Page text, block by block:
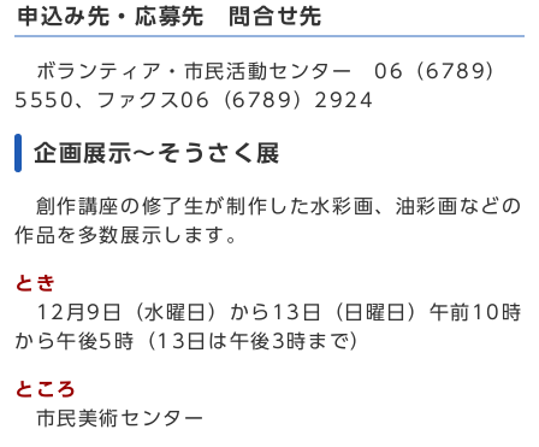
申込み先・応募先 問合せ先
ボランティア・市民活動センター 06（6789）
5550、ファクス06（6789）2924
企画展示～そうさく展
創作講座の修了生が制作した水彩画、油彩画などの
作品を多数展示します。
とき
12月9日（水曜日）から13日（日曜日）午前10時
から午後5時（13日は午後3時まで）
ところ
市民美術センター